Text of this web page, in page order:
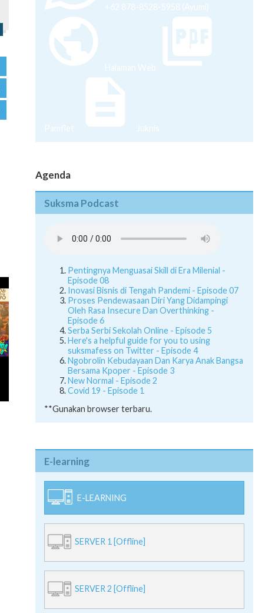
+62 878-8528-5958 (Ayumi)
Halaman Web
Pamflet Juknis
Agenda
Suksma Podcast
Pentingnya Menguasai Skill di Era Milenial -
Episode 08
Inovasi Bisnis di Tengah Pandemi - Episode 07
Proses Pendewasaan Diri Yang Didampingi
Oleh Rasa Insecure Dan Overthinking -
Episode 6
Serba Serbi Sekolah Online - Episode 5
Here's a helpful guide for you to using
suksmafess on Twitter - Episode 4
Ngobrolin Kebudayaan Dan Karya Anak Bangsa
Bersama Kpoper - Episode 3
New Normal - Episode 2
Covid 19 - Episode 1
**Gunakan browser terbaru.
E-learning
E-LEARNING
SERVER 1 [Offline]
SERVER 2 [Offline]